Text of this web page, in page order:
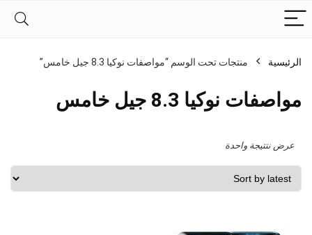
الرئيسية منتجات تحت الوسم “مواصفات نوكيا 8.3 جيل خامس”
مواصفات نوكيا 8.3 جيل خامس
عرض نتتيجة واحدة